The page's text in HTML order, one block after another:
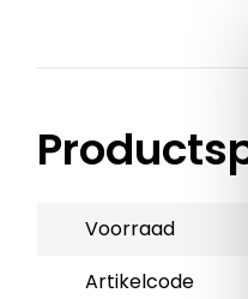
Voorraad
Artikelcode